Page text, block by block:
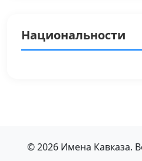
Национальности
© 2026 Имена Кавказа.